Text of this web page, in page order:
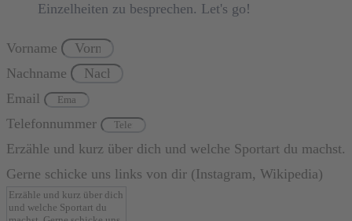
Einzelheiten zu besprechen. Let's go!
Vorname
Nachname
Email
Telefonnummer
Erzähle und kurz über dich und welche Sportart du machst.
Gerne schicke uns links von dir (Instagram, Wikipedia)